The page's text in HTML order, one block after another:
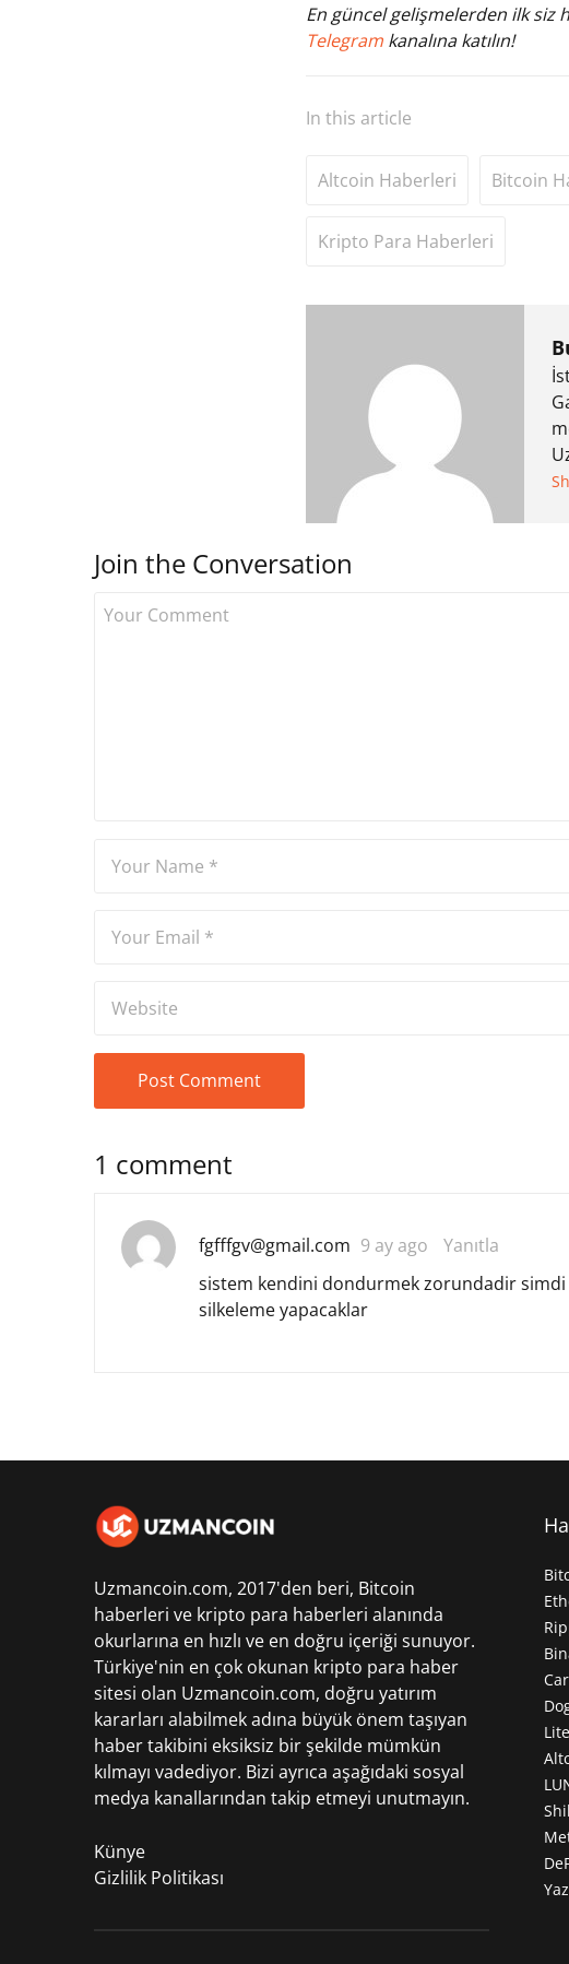
En güncel gelişmelerden ilk siz
Telegram kanalına katılın!
In this article
Altcoin Haberleri Bitcoin
Kripto Para Haberleri
Join the Conversation
1 comment
fgfffgv@gmail.com 9 ay ago
Yanıtla
sistem kendini dondurmek zorundadir
silkeleme yapacaklar
Uzmancoin.com, 2017'den beri, Bitcoin
haberleri ve kripto para haberleri alanında
okurlarına en hızlı ve en doğru içeriği sunuyor.
Türkiye'nin en çok okunan kripto para haber
sitesi olan Uzmancoin.com, doğru yatırım
kararları alabilmek adına büyük önem taşıyan
haber takibini eksiksiz bir şekilde mümkün
kılmayı vadediyor. Bizi ayrıca aşağıdaki sosyal
medya kanallarından takip etmeyi unutmayın.
Künye
Gizlilik Politikası